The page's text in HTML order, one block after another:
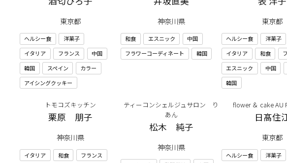
東京都
ヘルシー食
洋菓子
イタリア
フランス
中国
韓国
スペイン
カラー
アイシングクッキー
神奈川県
和食 エスニック
中国
フラワーコーディネート
韓国
東京都
ヘルシー食 洋菓子
イタリア
和食
エスニック
中国
韓国
トモコズキッチン
栗原 朋子
神奈川県
イタリア 和食
フランス
ティーコンシェルジュサロン り
あん
松木 純子
神奈川県
flower ＆ cake AU
日髙住
東京都
ヘルシー食 洋菓子